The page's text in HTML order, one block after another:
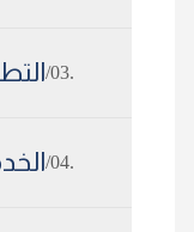
.03/
.04/